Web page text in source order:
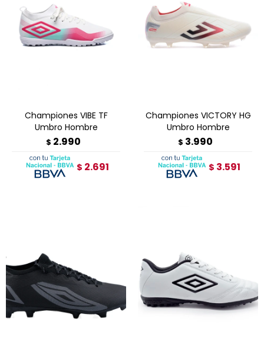
Championes VIBE TF
Umbro Hombre
$ 2.990
$ 2.691
Championes VICTORY HG
Umbro Hombre
$ 3.990
$ 3.591